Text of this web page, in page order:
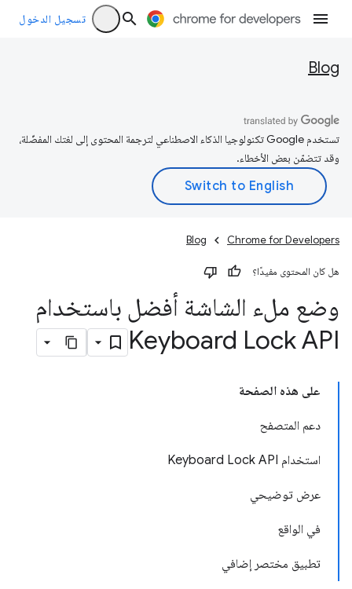
تسجيل الدخول
Blog
تستخدم Google تكنولوجيا الذكاء الاصطناعي لترجمة المحتوى إلى لغتك المفضّلة،
وقد تتضمّن بعض الأخطاء.
Chrome for Developers
Blog
هل كان المحتوى مفيدًا؟
وضع ملء الشاشة أفضل باستخدام
Keyboard Lock API
على هذه الصفحة
دعم المتصفح
استخدام Keyboard Lock API
عرض توضيحي
في الواقع
تطبيق مختصر إضافي